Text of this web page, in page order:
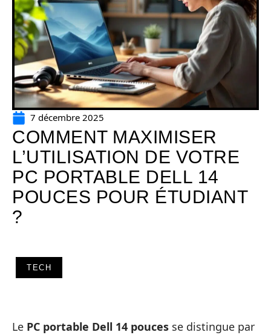
7 décembre 2025
COMMENT MAXIMISER
L’UTILISATION DE VOTRE
PC PORTABLE DELL 14
POUCES POUR ÉTUDIANT
?
TECH
Le PC portable Dell 14 pouces se distingue par